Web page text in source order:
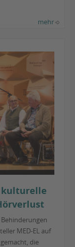
mehr
kulturelle
MED-EL auf
die